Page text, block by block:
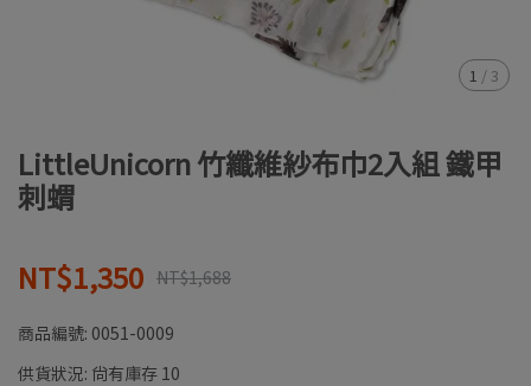
1 / 3
LittleUnicorn 竹纖維紗布巾2入組 鐵甲
刺蝟
NT$1,350 NT$1,688
商品編號: 0051-0009
供貨狀況: 尚有庫存 10